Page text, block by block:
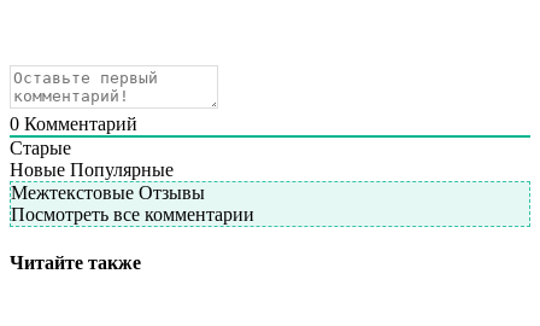
0 Комментарий
Старые
Новые Популярные
Межтекстовые Отзывы
Посмотреть все комментарии
Читайте также